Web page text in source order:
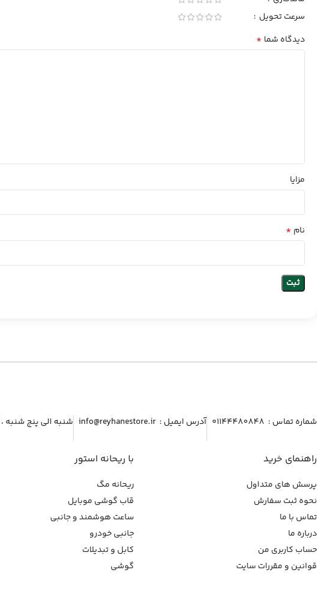
سرعت تحویل
دیدگاه شما *
مزایا
نام *
شماره تماس :‌ ۰۱۱۴۴۴۸۰۸۴۸ آدرس ایمیل :‌ info@reyhanestore.ir شنبه الی پنج شنبه ، از ۹ صبح الی ۱۷ عصر پاسخگوی شما
راهنمای خرید
پرسش های متداول
نحوه ثبت سفارش
تماس با ما
درباره ما
حساب کاربری من
قوانین و مقررات سایت
با ریحانه استور
ریحانه مگ
قاب گوشی موبایل
ساعت هوشمند و جانبی
جانبی خودرو
کابل و تبدیلات
گوشی